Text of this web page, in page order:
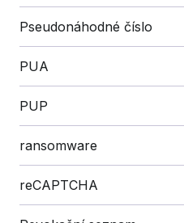
Pseudonáhodné číslo
PUA
PUP
ransomware
reCAPTCHA